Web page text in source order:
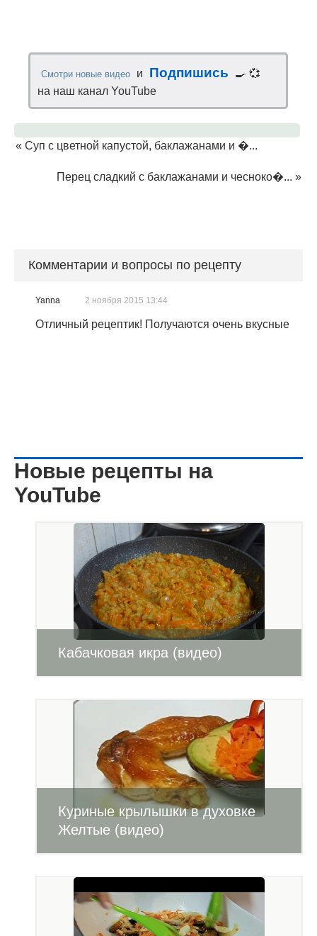
Смотри новые видео и Подпишись
🍳 💞
на наш канал YouTube
« Суп с цветной капустой, баклажанами и �...
Перец сладкий с баклажанами и чесноко�... »
Комментарии и вопросы по рецепту
Yanna 2 ноября 2015 13:44
Отличный рецептик! Получаются очень вкусные
Новые рецепты на
YouTube
Кабачковая икра (видео)
Куриные крылышки в духовке
Желтые (видео)